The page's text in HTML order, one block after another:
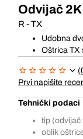
Odvijač
R - TX
Udobna
Oštrica TX
Prvi napišite
Tehnički podaci
tip (odvijač
oblik